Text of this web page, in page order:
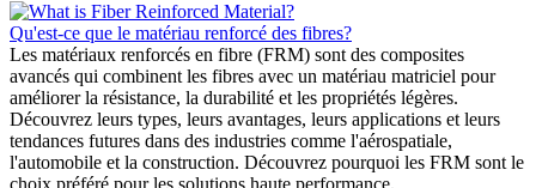
Qu'est-ce que le matériau renforcé des fibres?
Les matériaux renforcés en fibre (FRM) sont des composites
avancés qui combinent les fibres avec un matériau matriciel pour
améliorer la résistance, la durabilité et les propriétés légères.
Découvrez leurs types, leurs avantages, leurs applications et leurs
tendances futures dans des industries comme l'aérospatiale,
l'automobile et la construction. Découvrez pourquoi les FRM sont le
choix préféré pour les solutions haute performance.